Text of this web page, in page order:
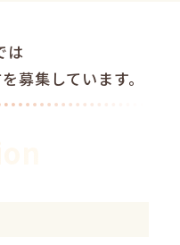
は
募集しています。